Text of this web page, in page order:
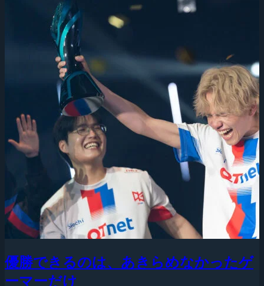
優勝できるのは、あきらめなかったゲ
ーマーだけ